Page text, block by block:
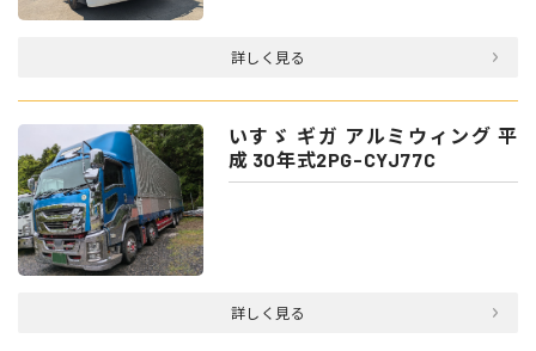
詳しく見る
いすゞ ギガ アルミウィング 平
成 30年式2PG-CYJ77C
詳しく見る